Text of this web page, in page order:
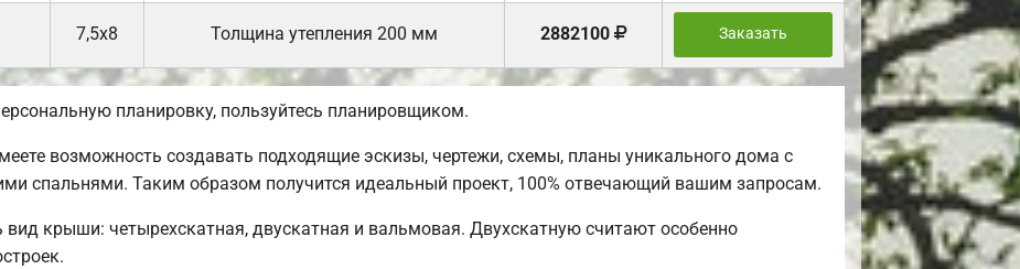
7,5х8 Толщина утепления 200 мм 2882100 Заказать
планировку, пользуйтесь планировщиком.
возможность создавать подходящие эскизы, чертежи, схемы, планы уникального дома с
спальнями. Таким образом получится идеальный проект, 100% отвечающий вашим запросам.
крыши: четырехскатная, двускатная и вальмовая. Двухскатную считают особенно